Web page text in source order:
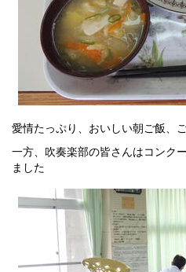
愛情たっぷり、おいしい朝ご飯、
一方、吹奏楽部の皆さんはコンク
ました